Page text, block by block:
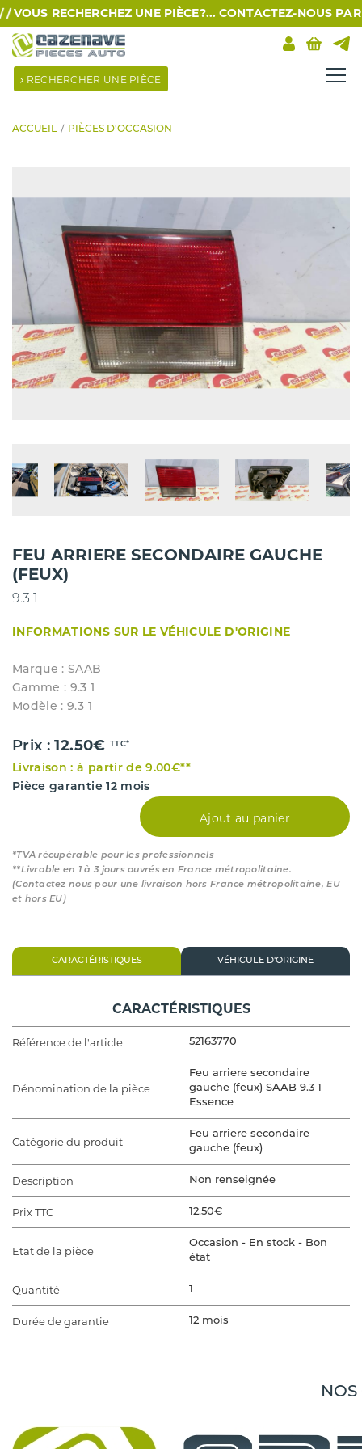
VOUS RECHERCHEZ UNE PIÈCE?... CONTACTEZ-NOUS
RECHERCHER UNE PIÈCE
ACCUEIL PIÈCES D'OCCASION
FEU ARRIERE SECONDAIRE GAUCHE
(FEUX)
9.3 1
INFORMATIONS SUR LE VÉHICULE D'ORIGINE
Marque : SAAB
Gamme : 9.3 1
Modèle : 9.3 1
Prix :12.50€ TTC*
Livraison : à partir de 9.00€**
Pièce garantie 12 mois
Ajout au panier
*TVA récupérable pour les professionnels
**Livrable en 1 à 3 jours ouvrés en France métropolitaine.
(Contactez nous pour une livraison hors France métropolitaine, EU
et hors EU)
CARACTÉRISTIQUES VÉHICULE D'ORIGINE
CARACTÉRISTIQUES
Référence de l'article 52163770
Dénomination de la pièce
Feu arriere secondaire
gauche (feux) SAAB 9.3 1
Essence
Catégorie du produit
Feu arriere secondaire
gauche (feux)
Description Non renseignée
Prix TTC 12.50€
Etat de la pièce
Occasion - En stock - Bon
état
Quantité 1
Durée de garantie 12 mois
NOS